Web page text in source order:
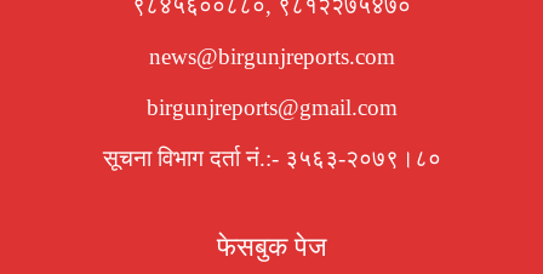
९८४५६००८८०, ९८१२२७५४७०
news@birgunjreports.com
birgunjreports@gmail.com
सूचना विभाग दर्ता नं.:- ३५६३-२०७९।८०
फेसबुक पेज